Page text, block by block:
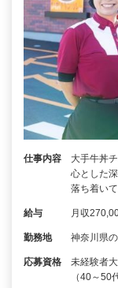
仕事内容
大手牛丼
心とした
落ち着い
給与 月収
勤務地 神奈川県
応募資格
未経験者
（40～